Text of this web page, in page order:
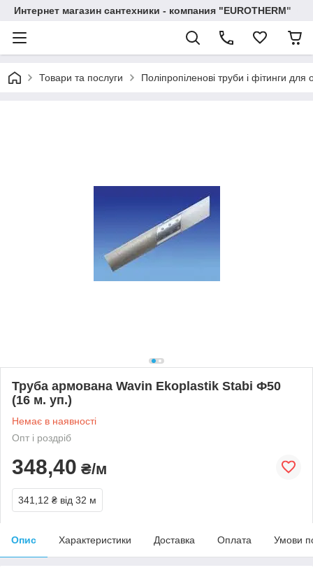
Интернет магазин сантехники - компания "EUROTHERM"
Товари та послуги Поліпропіленові труби і фітинги
Труба армована Wavin Ekoplastik Stabi Ф50
(16 м. уп.)
Немає в наявності
Опт і роздріб
348,40 ₴/м
341,12 ₴ від 32 м
Опис Характеристики Доставка Оплата Умови